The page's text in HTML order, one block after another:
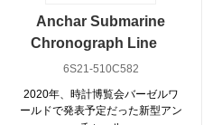
Anchar Submarine
Chronograph Line
6S21-510C582
2020年、時計博覧会バーゼルワ
ールドで発表予定だった新型アン